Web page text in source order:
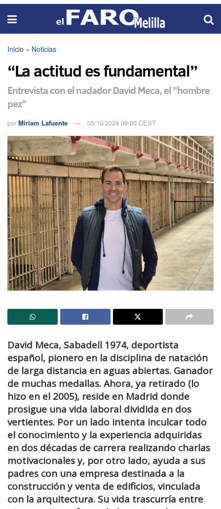
Inicio » Noticias
“La actitud es fundamental”
Entrevista con el nadador David Meca, el "hombre
pez"
por Miriam Lafuente 05/10/2024 09:00 CEST
David Meca, Sabadell 1974, deportista
español, pionero en la disciplina de natación
de larga distancia en aguas abiertas. Ganador
de muchas medallas. Ahora, ya retirado (lo
hizo en el 2005), reside en Madrid donde
prosigue una vida laboral dividida en dos
vertientes. Por un lado intenta inculcar todo
el conocimiento y la experiencia adquiridas
en dos décadas de carrera realizando charlas
motivacionales y, por otro lado, ayuda a sus
padres con una empresa destinada a la
construcción y venta de edificios, vinculada
con la arquitectura. Su vida trascurría entre